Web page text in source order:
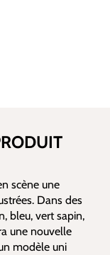
scène une
Dans des
bleu, vert sapin,
une nouvelle
modèle uni